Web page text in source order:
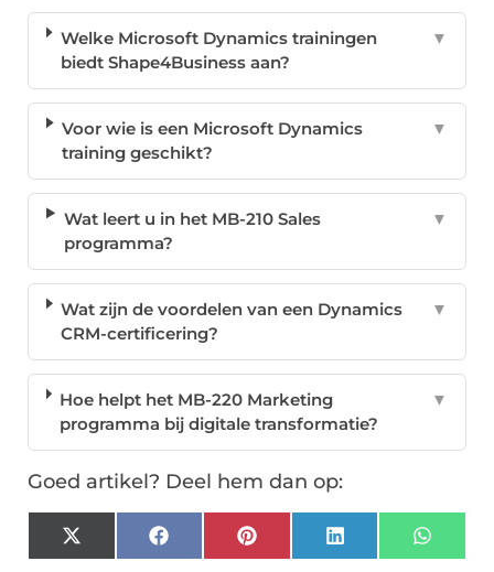
Welke Microsoft Dynamics trainingen
biedt Shape4Business aan?
▼
Voor wie is een Microsoft Dynamics
training geschikt?
▼
Wat leert u in het MB-210 Sales
programma?
▼
Wat zijn de voordelen van een Dynamics
CRM-certificering?
▼
Hoe helpt het MB-220 Marketing
programma bij digitale transformatie?
▼
Goed artikel? Deel hem dan op:
X
(Twitter)
FacebookPinterest LinkedIn